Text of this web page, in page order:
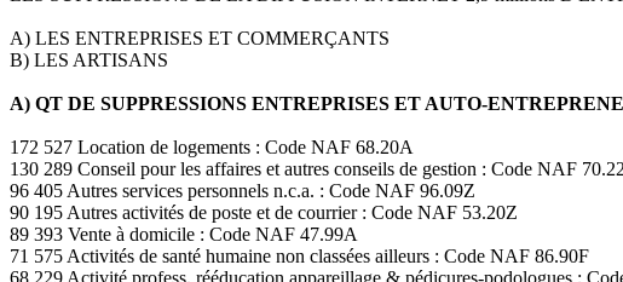
A) LES ENTREPRISES ET COMMERÇANTS
B) LES ARTISANS
A) QT DE SUPPRESSIONS ENTREPRISES ET AUTO-
172 527 Location de logements : Code NAF 68.20A
130 289 Conseil pour les affaires et autres conseils de gestion : Code NAF
96 405 Autres services personnels n.c.a. : Code NAF 96.09Z
90 195 Autres activités de poste et de courrier : Code NAF 53.20Z
89 393 Vente à domicile : Code NAF 47.99A
71 575 Activités de santé humaine non classées ailleurs : Code NAF 86.90F
68 229 Activité profess. rééducation appareillage & pédicures-podologues :